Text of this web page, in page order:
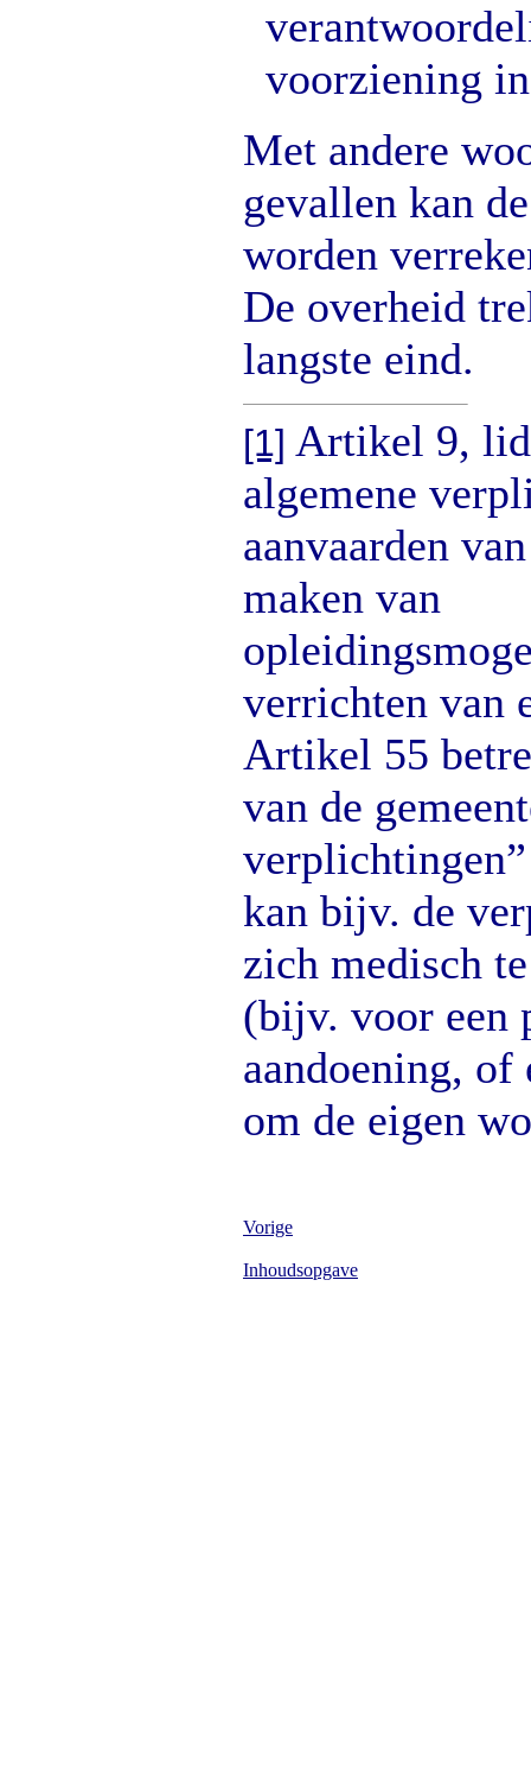
voorziening
Met andere
gevallen kan
worden
De overheid
langste eind.
[1] Artikel 9,
algemene
aanvaarden
maken van
verrichten van
Artikel 55
van de
kan bijv. de
zich medisch
(bijv. voor een
aandoening,
om de eigen
Vorige
Inhoudsopgave